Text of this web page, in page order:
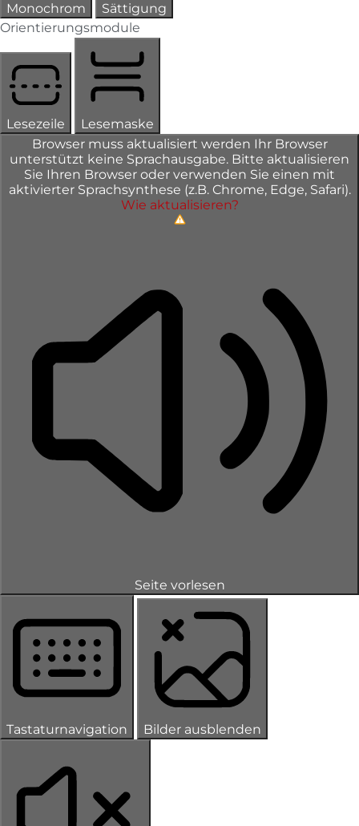
Monochrom
Sättigung
Orientierungsmodule
Lesezeile
Lesemaske
Browser muss aktualisiert werden Ihr Browser
unterstützt keine Sprachausgabe. Bitte aktualisieren
Sie Ihren Browser oder verwenden Sie einen mit
aktivierter Sprachsynthese (z.B. Chrome, Edge, Safari).
Wie aktualisieren?
Seite vorlesen
Tastaturnavigation Bilder ausblenden